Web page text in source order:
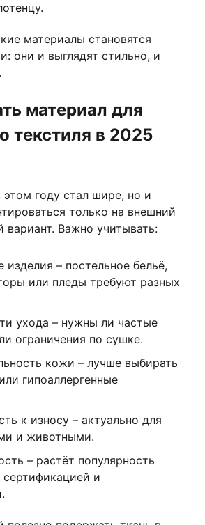
материалы становятся
они и выглядят стильно, и
материал для
текстиля в 2025
году стал шире, но и
только на внешний
вариант. Важно учитывать:
изделия – постельное бельё,
или пледы требуют разных
ухода – нужны ли частые
ограничения по сушке.
кожи – лучше выбирать
гипоаллергенные
к износу – актуально для
и животными.
– растёт популярность
и